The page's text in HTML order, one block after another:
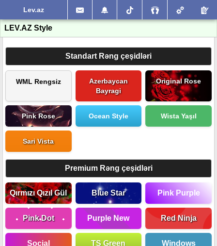
Lev.az
LEV.AZ Style
Standart Rəng çeşidləri
WML Rengsiz
Azerbaycan
Bayragi
Original Rose
Pink Rose Ocean Style Wista Yaşıl
Sari Vista
Premium Rəng çeşidləri
Qırmızı Qızıl Gül Blue Star Pink Purple
Pink Dot Purple New Red Ninja
Social TS Green Windows